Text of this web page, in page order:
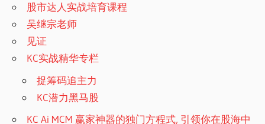
股市达人实战培育课程
吴继宗老师
见证
KC实战精华专栏
捉筹码追主力
KC潜力黑马股
KC Ai MCM 赢家神器的独门方程式, 引领你在股海中